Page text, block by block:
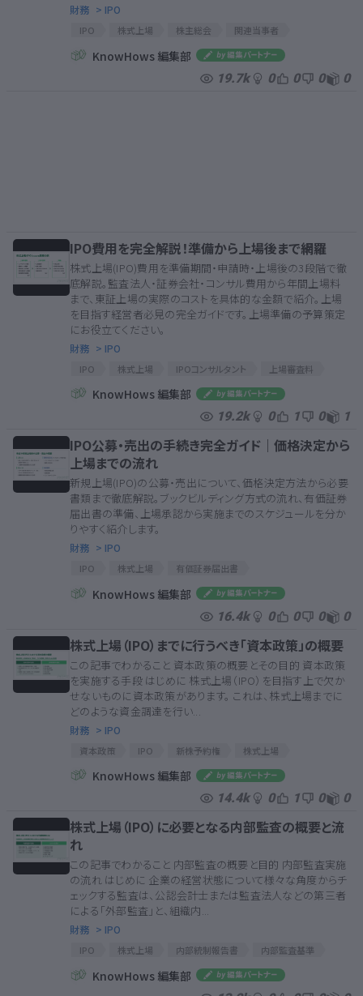
財務 > IPO
IPO 株式上場 株主総会
関連当事者
上場審査
ガイドライン 整理 関係会社
KnowHows 編集部
19.7k 0 0 0 0
IPO費用を完全解説！準備から上場後まで網羅
株式上場(IPO)費用を準備期間・申請時・上場後の3段階で徹
底解説。監査法人・証券会社・コンサル費用から年間上場料
まで、東証上場の実際のコストを具体的な金額で紹介。上場
を目指す経営者必見の完全ガイドです。上場準備の予算策定
にお役立てください。
財務 > IPO
IPO 株式上場 IPOコンサルタント
上場審査料
新規上場料
監査法人 証券会社
KnowHows 編集部
19.2k 0 1 0 1
IPO公募・売出の手続き完全ガイド｜価格決定から
上場までの流れ
新規上場(IPO)の公募・売出について、価格決定方法から必要
書類まで徹底解説。ブックビルディング方式の流れ、有価証券
届出書の準備、上場承認から実施までのスケジュールを分か
りやすく紹介します。
財務 > IPO
IPO 株式上場
有価証券届出書
ブックビルディング方式
スケジュール
競争入札方式
創業者利潤
KnowHows 編集部
16.4k 0 0 0 0
株式上場（IPO）までに行うべき「資本政策」の概要
この記事でわかること 資本政策の概要とその目的 資本政策
を実施する手段 はじめに 株式上場（IPO）を目指す上で欠か
せないものに資本政策があります。 これは、株式上場までに
どのような資金調達を行い...
財務 > IPO
資本政策 IPO 新株予約権
株式上場
エクイティ・ファイナンス
ストック・オプション
ベンチャー企業 株主構成比率
KnowHows 編集部
14.4k 0 1 0 0
株式上場（IPO）に必要となる内部監査の概要と流
れ
この記事でわかること 内部監査の概要と目的 内部監査実施
の流れ はじめに 企業の経営状態について様々な角度からチ
ェックする監査は、公認会計士または監査法人などの第三者
による「外部監査」と、組織内...
財務 > IPO
IPO 株式上場 内部統制報告書
内部監査基準
日本内部監査協会
品質管理プログラム 内部監査
KnowHows 編集部